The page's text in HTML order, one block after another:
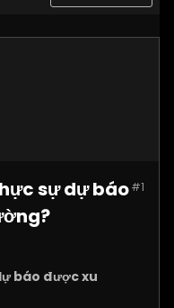
#1
sự dự báo
báo được xu